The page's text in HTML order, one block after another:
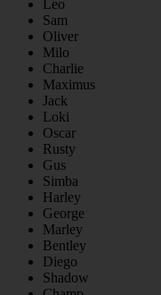
Leo
Sam
Oliver
Milo
Charlie
Maximus
Jack
Loki
Oscar
Rusty
Gus
Simba
Harley
George
Marley
Bentley
Diego
Shadow